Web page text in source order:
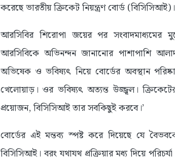
করেছে ভারতীয় ক্রিকেট নিয়ন্ত্রণ বোর্ড
আরসিবির শিরোপা জয়ের পর সংবাদমাধ্যমের
আরসিবিকে অভিনন্দন জানানোর পাশাপাশি
অভিষেক ও ভবিষ্যৎ নিয়ে বোর্ডের অবস্থান
খেলোয়াড়। ওর ভবিষ্যৎ অত্যন্ত উজ্জ্বল।
প্রয়োজন, বিসিসিআই তার সবকিছুই করবে।’
বোর্ডের এই মন্তব্য স্পষ্ট করে দিয়েছে যে
বিসিসিআই। বরং যথাযথ প্রক্রিয়ার মধ্য দিয়ে